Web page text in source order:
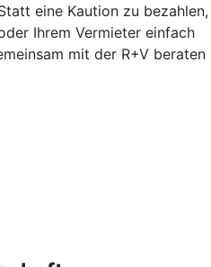
eine Kaution zu bezahlen,
Ihrem Vermieter einfach
mit der R+V beraten